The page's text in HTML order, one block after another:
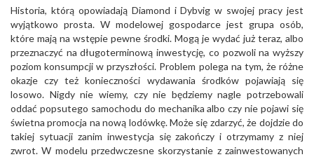
Historia, którą opowiadają Diamond i Dybvig w swojej pracy jest
wyjątkowo prosta. W modelowej gospodarce jest grupa osób,
które mają na wstępie pewne środki. Mogą je wydać już teraz, albo
przeznaczyć na długoterminową inwestycję, co pozwoli na wyższy
poziom konsumpcji w przyszłości. Problem polega na tym, że różne
okazje czy też konieczności wydawania środków pojawiają się
losowo. Nigdy nie wiemy, czy nie będziemy nagle potrzebowali
oddać popsutego samochodu do mechanika albo czy nie pojawi się
świetna promocja na nową lodówkę. Może się zdarzyć, że dojdzie do
takiej sytuacji zanim inwestycja się zakończy i otrzymamy z niej
zwrot. W modelu przedwczesne skorzystanie z zainwestowanych